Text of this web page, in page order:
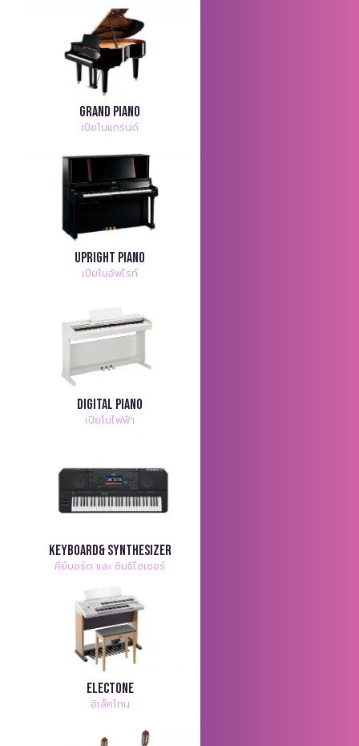
Grand Piano
เปียโนแกรนด์
Upright Piano
เปียโนอัพไรท์
Digital Piano
เปียโนไฟฟ้า
Keyboard& Synthesizer
คีย์บอร์ด และ ซินธิไซเซอร์
Electone
อิเล็คโทน